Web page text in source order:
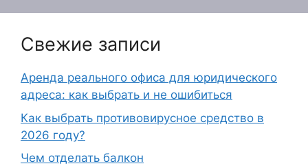
Свежие записи
Аренда реального офиса для юридического
адреса: как выбрать и не ошибиться
Как выбрать противовирусное средство в
2026 году?
Чем отделать балкон